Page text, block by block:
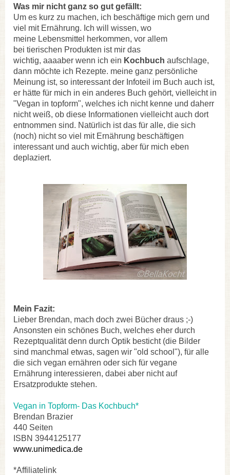
Was mir nicht ganz so gut gefällt:
Um es kurz zu machen, ich beschäftige mich gern und
viel mit Ernährung. Ich will wissen, wo
meine Lebensmittel herkommen, vor allem
bei tierischen Produkten ist mir das
wichtig, aaaaber wenn ich ein Kochbuch aufschlage,
dann möchte ich Rezepte. meine ganz persönliche
Meinung ist, so interessant der Infoteil im Buch auch ist,
er hätte für mich in ein anderes Buch gehört, vielleicht in
"Vegan in topform", welches ich nicht kenne und daherr
nicht weiß, ob diese Informationen vielleicht auch dort
entnommen sind. Natürlich ist das für alle, die sich
(noch) nicht so viel mit Ernährung beschäftigen
interessant und auch wichtig, aber für mich eben
deplaziert.
Mein Fazit:
Lieber Brendan, mach doch zwei Bücher draus ;-)
Ansonsten ein schönes Buch, welches eher durch
Rezeptqualität denn durch Optik besticht (die Bilder
sind manchmal etwas, sagen wir "old school"), für alle
die sich vegan ernähren oder sich für vegane
Ernährung interessieren, dabei aber nicht auf
Ersatzprodukte stehen.
Vegan in Topform- Das Kochbuch*
Brendan Brazier
440 Seiten
ISBN 3944125177
www.unimedica.de
*Affiliatelink